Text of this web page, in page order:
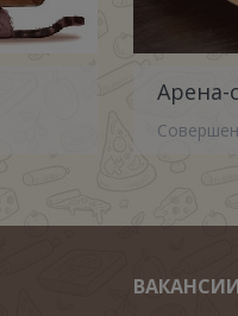
Арена-